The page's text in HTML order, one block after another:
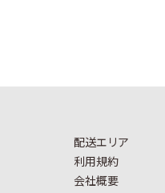
配送エリア
利用規約
会社概要